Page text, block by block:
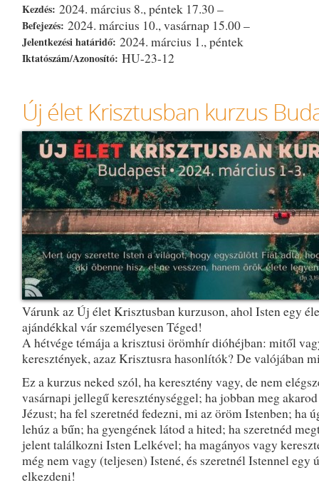
Kezdés: 2024. március 8., péntek 17.30 –
Befejezés: 2024. március 10., vasárnap 15.00 –
Jelentkezési határidő: 2024. március 1., péntek
Iktatószám/Azonosító: HU-23-12
Új élet Krisztusban kurzus
Várunk az Új élet Krisztusban kurzuson, ahol Isten egy
ajándékkal vár személyesen Téged!
A hétvége témája a krisztusi örömhír dióhéjban: mitől
keresztények, azaz Krisztusra hasonlítók? De valójában
Ez a kurzus neked szól, ha keresztény vagy, de nem
vasárnapi jellegű kereszténységgel; ha jobban meg
Jézust; ha fel szeretnéd fedezni, mi az öröm Istenben; ha
lehúz a bűn; ha gyengének látod a hited; ha szeretnéd
jelent találkozni Isten Lelkével; ha magányos vagy
még nem vagy (teljesen) Istené, és szeretnél Istennel egy
elkezdeni!